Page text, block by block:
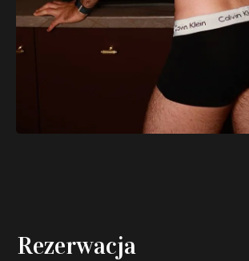
Rezerwacja